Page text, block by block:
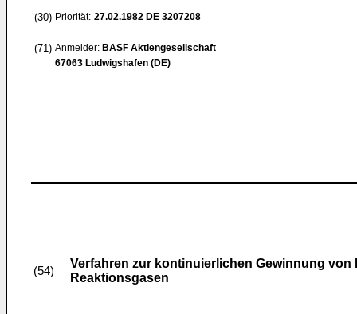
(30) Priorität: 27.02.1982 DE 3207208
(71) Anmelder: BASF Aktiengesellschaft
67063 Ludwigshafen (DE)
(54)
Verfahren zur kontinuierlichen Gewinnung
Reaktionsgasen